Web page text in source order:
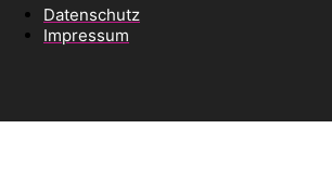
Datenschutz
Impressum